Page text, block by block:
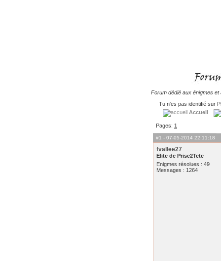
Forum dédié aux énigmes et
Tu n'es pas identifié sur
Accueil
Pages: 1
#1 - 07-05-2014 22:11:18
fvallee27
Elite de Prise2Tete
Enigmes résolues : 49
Messages : 1264